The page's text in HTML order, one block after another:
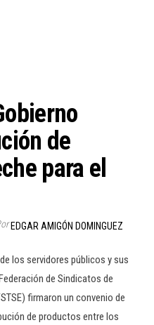
de
para el
EDGAR AMIGÓN DOMINGUEZ
los servidores públicos y sus
de Sindicatos de
firmaron un convenio de
de productos entre los